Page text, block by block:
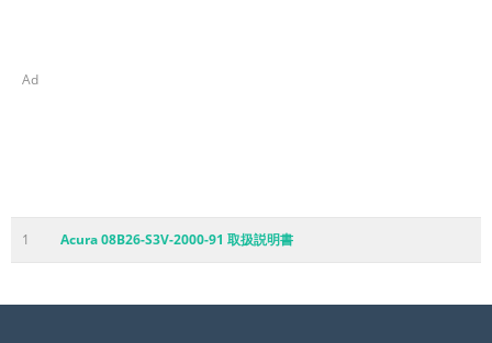
Ad
1 Acura 08B26-S3V-2000-91 取扱説明書